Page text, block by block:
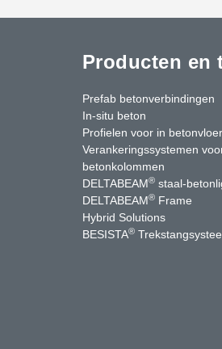
Producten en
Prefab betonverbindingen
In-situ beton
Profielen voor in
Verankeringssystemen
betonkolommen
DELTABEAM® staal-
DELTABEAM® Frame
Hybrid Solutions
BESISTA®